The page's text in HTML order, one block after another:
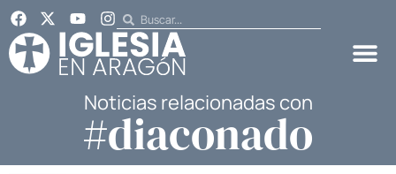
Noticias relacionadas con
#diaconado